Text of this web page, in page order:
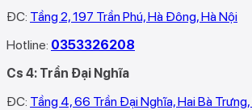
ĐC: Tầng 2, 197 Trần Phú, Hà Đông, Hà Nội
Hotline: 0353326208‬
Cs 4: Trần Đại Nghĩa
ĐC: Tầng 4, 66 Trần Đại Nghĩa, Hai Bà Trưng,